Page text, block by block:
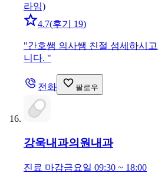
라임)
4.7(후기 19)
"간호쌤 의사쌤 친절 섬세하시
니다. "
전화 팔로우
강욱내과의원 내과
진료 마감금요일 09:30 ~ 18:00